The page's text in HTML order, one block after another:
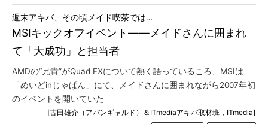
MSIキックオフイベント――メイドさんに囲まれ
て「大成功」と担当者
週末アキバ、その頃メイド喫茶では…
AMDの“兄貴”がQuad FXについて熱く語っているころ、MSIは
「めいどinじゃぱん」にて、メイドさんに囲まれながら2007年初
のイベントを開いていた
[古田雄介（アバンギャルド）＆ITmediaアキバ取材班，ITmedia]